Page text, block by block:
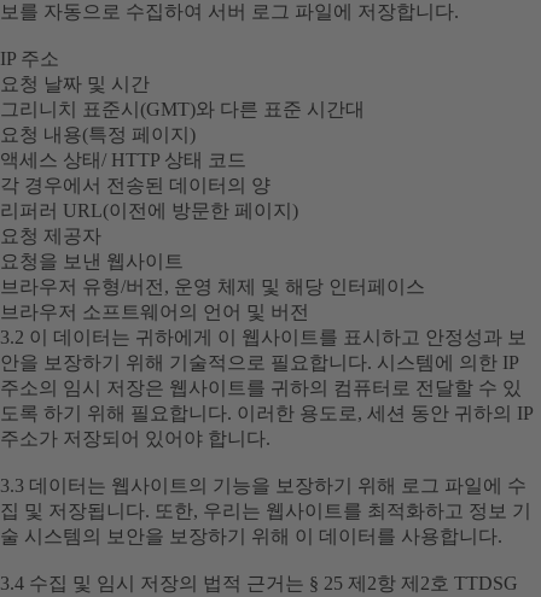
보를 자동으로 수집하여 서버 로그 파일에 저장합니다.
IP 주소
요청 날짜 및 시간
그리니치 표준시(GMT)와 다른 표준 시간대
요청 내용(특정 페이지)
액세스 상태/ HTTP 상태 코드
각 경우에서 전송된 데이터의 양
리퍼러 URL(이전에 방문한 페이지)
요청 제공자
요청을 보낸 웹사이트
브라우저 유형/버전, 운영 체제 및 해당 인터페이스
브라우저 소프트웨어의 언어 및 버전
3.2 이 데이터는 귀하에게 이 웹사이트를 표시하고 안정성과 보
안을 보장하기 위해 기술적으로 필요합니다. 시스템에 의한 IP
주소의 임시 저장은 웹사이트를 귀하의 컴퓨터로 전달할 수 있
도록 하기 위해 필요합니다. 이러한 용도로, 세션 동안 귀하의 IP
주소가 저장되어 있어야 합니다.
3.3 데이터는 웹사이트의 기능을 보장하기 위해 로그 파일에 수
집 및 저장됩니다. 또한, 우리는 웹사이트를 최적화하고 정보 기
술 시스템의 보안을 보장하기 위해 이 데이터를 사용합니다.
3.4 수집 및 임시 저장의 법적 근거는 § 25 제2항 제2호 TTDSG